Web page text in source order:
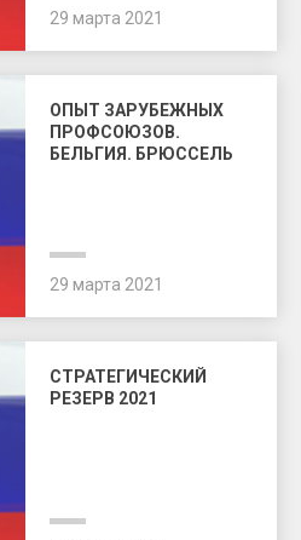
29 марта 2021
ОПЫТ ЗАРУБЕЖНЫХ
ПРОФСОЮЗОВ.
БЕЛЬГИЯ. БРЮССЕЛЬ
29 марта 2021
СТРАТЕГИЧЕСКИЙ
РЕЗЕРВ 2021